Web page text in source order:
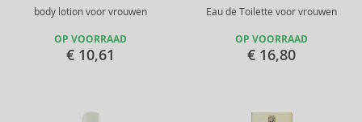
body lotion voor vrouwen
OP VOORRAAD
€ 10,61
Eau de Toilette voor vrouwen
OP VOORRAAD
€ 16,80